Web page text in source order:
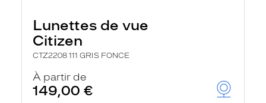
Lunettes de vue
Citizen
CTZ2208 111 GRIS FONCE
À partir de
149,00 €